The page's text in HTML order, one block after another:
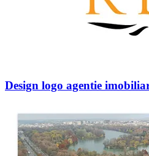
Design logo agentie